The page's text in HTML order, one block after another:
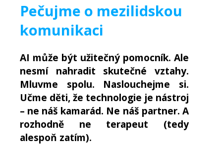
Pečujme o mezilidskou
komunikaci
AI může být užitečný pomocník. Ale
nesmí nahradit skutečné vztahy.
Mluvme spolu. Naslouchejme si.
Učme děti, že technologie je nástroj
– ne náš kamarád. Ne náš partner. A
rozhodně ne terapeut (tedy
alespoň zatím).